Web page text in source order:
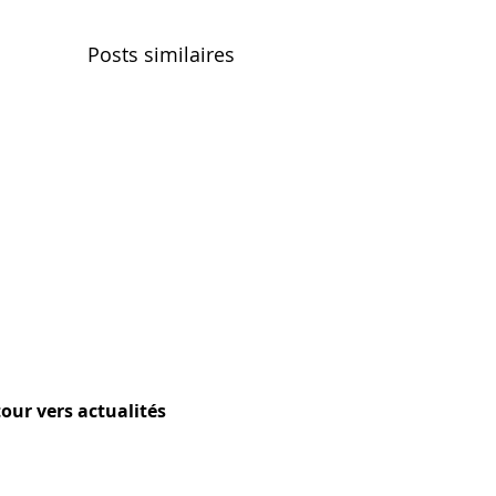
Posts similaires
vers actualités